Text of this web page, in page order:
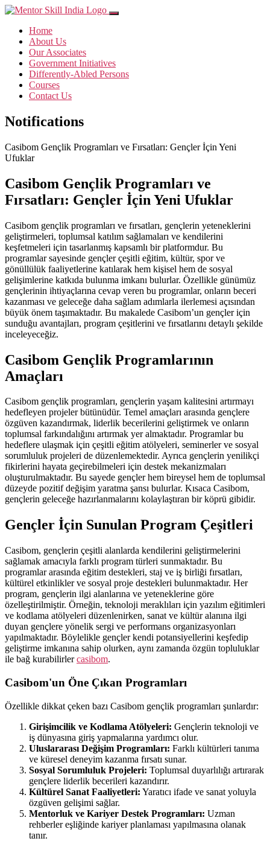
Home
About Us
Our Associates
Government Initiatives
Differently-Abled Persons
Courses
Contact Us
Notifications
Casibom Gençlik Programları ve Fırsatları: Gençler İçin Yeni
Ufuklar
Casibom Gençlik Programları ve
Fırsatları: Gençler İçin Yeni Ufuklar
Casibom gençlik programları ve fırsatları, gençlerin yeteneklerini
geliştirmeleri, toplumsal katılım sağlamaları ve kendilerini
keşfetmeleri için tasarlanmış kapsamlı bir platformdur. Bu
programlar sayesinde gençler çeşitli eğitim, kültür, spor ve
gönüllülük faaliyetlerine katılarak hem kişisel hem de sosyal
gelişimlerine katkıda bulunma imkanı bulurlar. Özellikle günümüz
gençlerinin ihtiyaçlarına cevap veren bu programlar, onların beceri
kazanması ve geleceğe daha sağlam adımlarla ilerlemesi açısından
büyük önem taşımaktadır. Bu makalede Casibom’un gençler için
sunduğu avantajları, program çeşitlerini ve fırsatlarını detaylı şekilde
inceleyeceğiz.
Casibom Gençlik Programlarının
Amaçları
Casibom gençlik programları, gençlerin yaşam kalitesini artırmayı
hedefleyen projeler bütünüdür. Temel amaçları arasında gençlere
özgüven kazandırmak, liderlik becerilerini geliştirmek ve onların
toplumsal farkındalığını artırmak yer almaktadır. Programlar bu
hedeflere ulaşmak için çeşitli eğitim atölyeleri, seminerler ve sosyal
sorumluluk projeleri de düzenlemektedir. Ayrıca gençlerin yenilikçi
fikirlerini hayata geçirebilmeleri için destek mekanizmaları
oluşturulmaktadır. Bu sayede gençler hem bireysel hem de toplumsal
düzeyde pozitif değişim yaratma şansı bulurlar. Kısaca Casibom,
gençlerin geleceğe hazırlanmalarını kolaylaştıran bir köprü gibidir.
Gençler İçin Sunulan Program Çeşitleri
Casibom, gençlerin çeşitli alanlarda kendilerini geliştirmelerini
sağlamak amacıyla farklı program türleri sunmaktadır. Bu
programlar arasında eğitim destekleri, staj ve iş birliği fırsatları,
kültürel etkinlikler ve sosyal proje destekleri bulunmaktadır. Her
program, gençlerin ilgi alanlarına ve yeteneklerine göre
özelleştirilmiştir. Örneğin, teknoloji meraklıları için yazılım eğitimleri
ve kodlama atölyeleri düzenlenirken, sanat ve kültür alanına ilgi
duyan gençlere yönelik sergi ve performans organizasyonları
yapılmaktadır. Böylelikle gençler kendi potansiyellerini keşfedip
geliştirme imkanına sahip olurken, aynı zamanda özgün topluluklar
ile bağ kurabilirlercasibom.
Casibom'un Öne Çıkan Programları
Özellikle dikkat çeken bazı Casibom gençlik programları şunlardır:
Girişimcilik ve Kodlama Atölyeleri: Gençlerin teknoloji ve
iş dünyasına giriş yapmalarına yardımcı olur.
Uluslararası Değişim Programları: Farklı kültürleri tanıma
ve küresel deneyim kazanma fırsatı sunar.
Sosyal Sorumluluk Projeleri: Toplumsal duyarlılığı artırarak
gençlere liderlik becerileri kazandırır.
Kültürel Sanat Faaliyetleri: Yaratıcı ifade ve sanat yoluyla
özgüven gelişimi sağlar.
Mentorluk ve Kariyer Destek Programları: Uzman
rehberler eşliğinde kariyer planlaması yapılmasına olanak
tanır.